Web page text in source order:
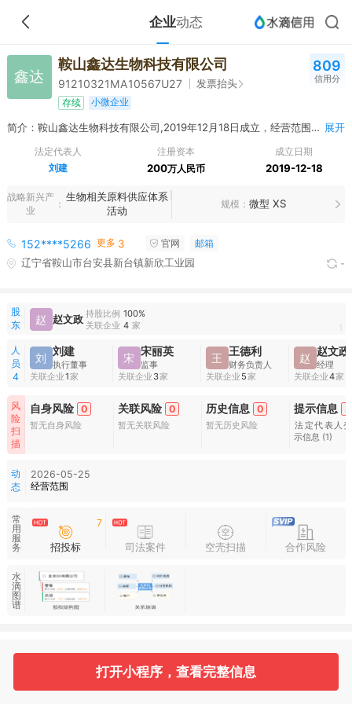
企业动态
鑫达
鞍山鑫达生物科技有限公司
91210321MA10567U27 发票抬头
存续 小微企业
809
信用分
简介：鞍山鑫达生物科技有限公司,2019年12月18日成立，经营范围包括一般项目：饲料添加剂销售；生物饲料研发；饲料原料销售；肥料销售；生物有机肥料研发；农林废物资源化无害化利用技术研发；非食用植物油加工；非食用植物油销售；畜牧渔业饲料销售；非食用农产品初加工；再生资源加工；再生资源销售；非金属矿及制品销售；非金属废料和碎屑加工处理；农林牧渔业废弃物综合利用；非金属矿物制品制造；再生资源回收（除生产性废旧金属）；资源再生利用技术研发；复合微生物肥料研发；初级农产品收购；互联网销售（除销售需要许可的商品）；技术服务、技术开发、技术咨询、技术交流、技术转让、技术推广（除许可业务外，可自主依法经营法律法规非禁止或限制的项目）许可项目：饲料添加剂生产；饲料生产；肥料生产（依法须经批准的项目，经相关部门批准后方可开展经营活动） 展开
法定代表人
刘建
注册资本
200万人民币
成立日期
2019-12-18
战略新兴产
业
生物相关原料供应体系
活动
规模 微型 XS
152****5266 更多 3 官网 邮箱
辽宁省鞍山市台安县新台镇新欣工业园 -
股
东
赵 赵文政 持股比例 100%
关联企业 4 家 1
人
员
4
刘 刘建
执行董事
关联企业1家
宋 宋丽英
监事
关联企业 3家
王 王德利
财务负责人
关联企业 5家
赵 赵文政
经理
关联企业4家
风
险
扫
描
自身风险 0
暂无自身风险
关联风险 0
暂无关联风险
历史信息 0
暂无历史风险
提示信息 3
法定代表人
示信息 (1)
动
态
2026-05-25
经营范围
常
用
服
务
7
招投标 司法案件 空壳扫描 合作风险
水
滴
图
谱
基本信息 收起
打开小程序，查看完整信息